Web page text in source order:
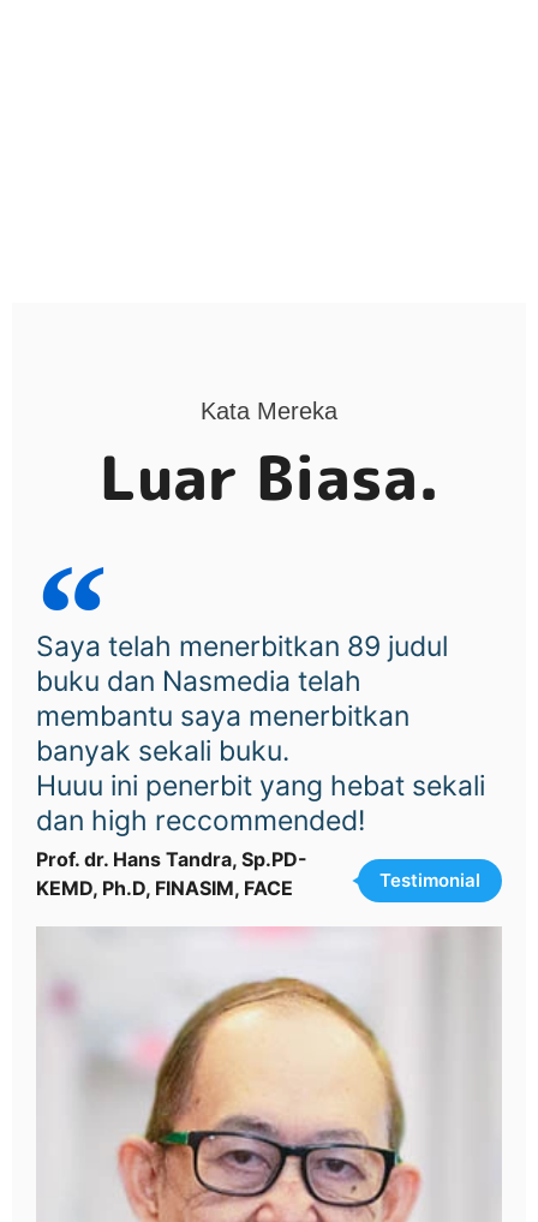
Kata Mereka
Luar Biasa.
Saya telah menerbitkan 89 judul
buku dan Nasmedia telah
membantu saya menerbitkan
banyak sekali buku.
Huuu ini penerbit yang hebat sekali
dan high reccommended!
Prof. dr. Hans Tandra, Sp.PD-
KEMD, Ph.D, FINASIM, FACE
Testimonial